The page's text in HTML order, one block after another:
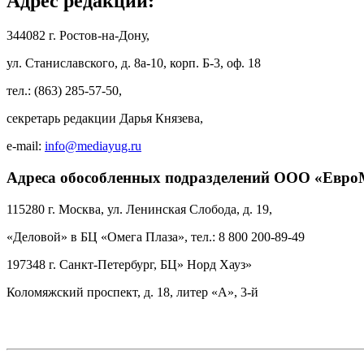
344082 г. Ростов-на-Дону,
ул. Станиславского, д. 8а-10, корп. Б-3, оф. 18
тел.: (863) 285-57-50,
секретарь редакции Дарья Князева,
e-mail: info@mediayug.ru
Адреса обособленных подразделений ООО
115280 г. Москва, ул. Ленинская Слобода, д. 19,
«Деловой» в БЦ «Омега Плаза», тел.: 8 800 200-89-49
197348 г. Санкт-Петербург, БЦ» Норд Хауз»
Коломяжский проспект, д. 18, литер «А», 3-й